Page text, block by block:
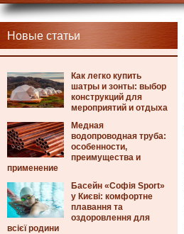
Новые статьи
Как легко купить
шатры и зонты: выбор
конструкций для
мероприятий и отдыха
Медная
водопроводная труба:
особенности,
преимущества и
применение
Басейн «Софія Sport»
у Києві: комфортне
плавання та
оздоровлення для
всієї родини